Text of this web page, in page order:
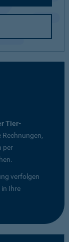
Tier-
Rechnungen,
per
verfolgen
Ihre